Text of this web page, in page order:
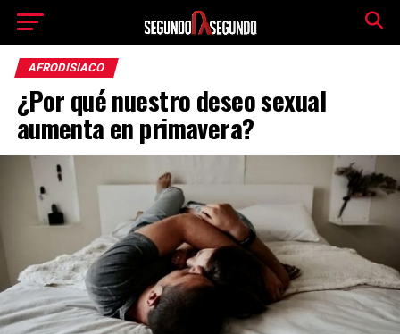
AFRODISIACO
¿Por qué nuestro deseo sexual
aumenta en primavera?